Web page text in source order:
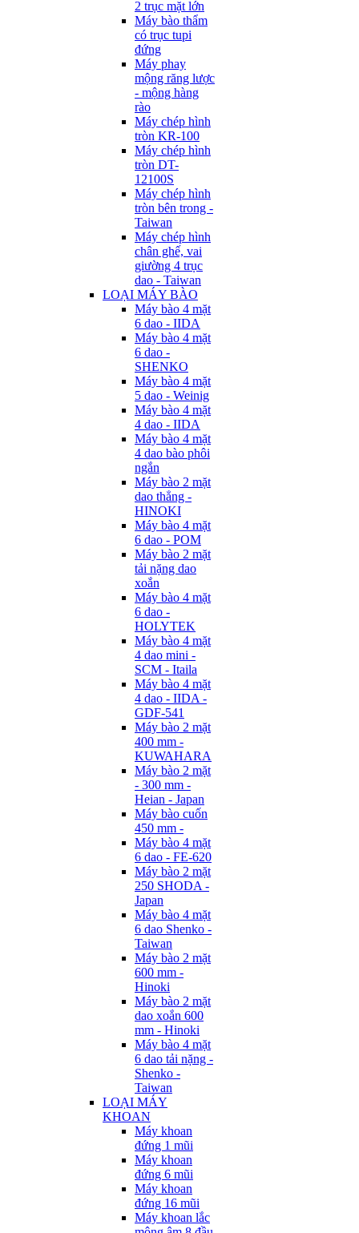
2 trục mặt lớn
Máy bào thẩm
có trục tupi
đứng
Máy phay
mộng răng lược
- mộng hàng
rào
Máy chép hình
tròn KR-100
Máy chép hình
tròn DT-
12100S
Máy chép hình
tròn bên trong -
Taiwan
Máy chép hình
chân ghế, vai
giường 4 trục
dao - Taiwan
LOẠI MÁY BÀO
Máy bào 4 mặt
6 dao - IIDA
Máy bào 4 mặt
6 dao -
SHENKO
Máy bào 4 mặt
5 dao - Weinig
Máy bào 4 mặt
4 dao - IIDA
Máy bào 4 mặt
4 dao bào phôi
ngắn
Máy bào 2 mặt
dao thẳng -
HINOKI
Máy bào 4 mặt
6 dao - POM
Máy bào 2 mặt
tải nặng dao
xoắn
Máy bào 4 mặt
6 dao -
HOLYTEK
Máy bào 4 mặt
4 dao mini -
SCM - Itaila
Máy bào 4 mặt
4 dao - IIDA -
GDF-541
Máy bào 2 mặt
400 mm -
KUWAHARA
Máy bào 2 mặt
- 300 mm -
Heian - Japan
Máy bào cuốn
450 mm -
Máy bào 4 mặt
6 dao - FE-620
Máy bào 2 mặt
250 SHODA -
Japan
Máy bào 4 mặt
6 dao Shenko -
Taiwan
Máy bào 2 mặt
600 mm -
Hinoki
Máy bào 2 mặt
dao xoắn 600
mm - Hinoki
Máy bào 4 mặt
6 dao tải nặng -
Shenko -
Taiwan
LOẠI MÁY
KHOAN
Máy khoan
đứng 1 mũi
Máy khoan
đứng 6 mũi
Máy khoan
đứng 16 mũi
Máy khoan lắc